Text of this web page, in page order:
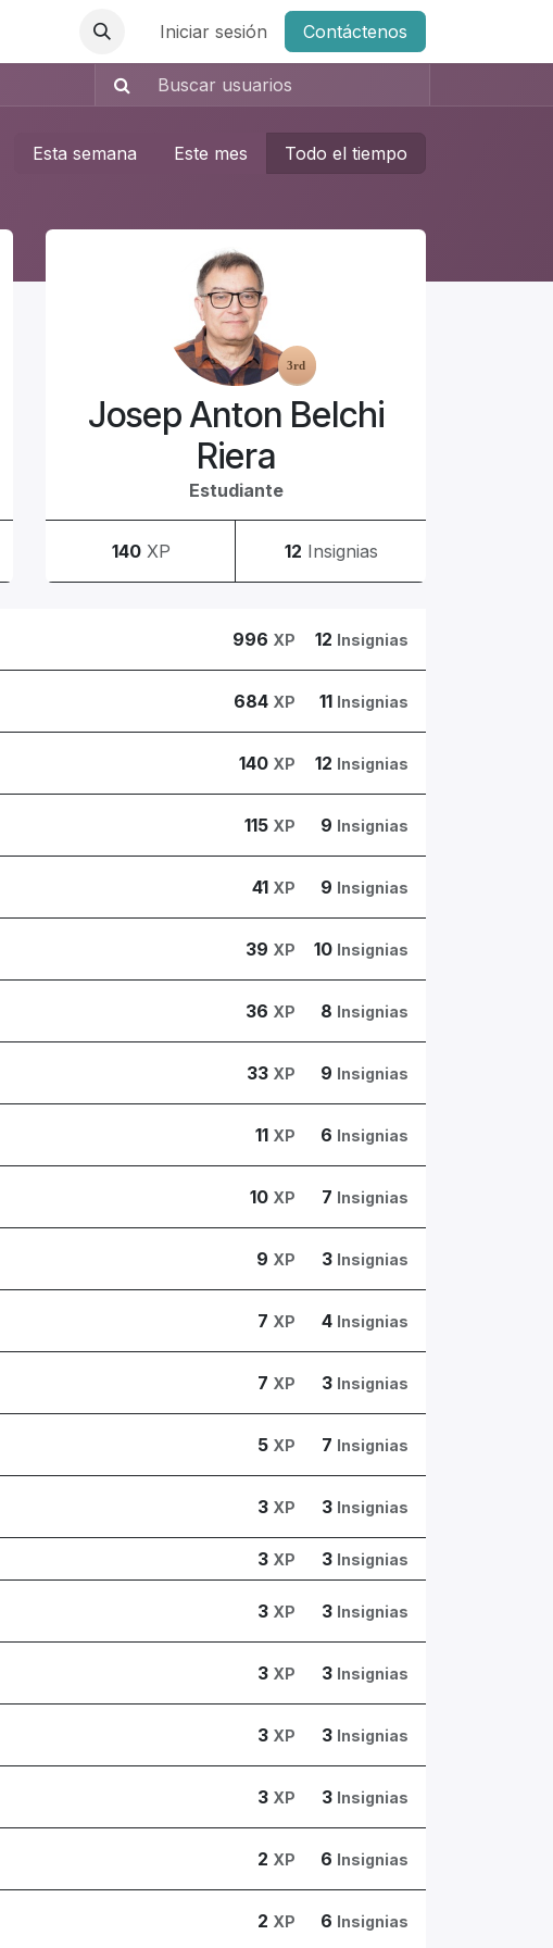
Iniciar sesión Contáctenos
Esta semana Este mes Todo el tiempo
Josep Anton Belchi
Riera
Estudiante
140 XP 12 Insignias
996 XP 12 Insignias
684 XP 11 Insignias
140 XP 12 Insignias
115 XP 9 Insignias
41 XP 9 Insignias
39 XP 10 Insignias
36 XP 8 Insignias
33 XP 9 Insignias
11 XP 6 Insignias
10 XP 7 Insignias
9 XP 3 Insignias
7 XP 4 Insignias
7 XP 3 Insignias
5 XP 7 Insignias
3 XP 3 Insignias
3 XP 3 Insignias
3 XP 3 Insignias
3 XP 3 Insignias
3 XP 3 Insignias
3 XP 3 Insignias
2 XP 6 Insignias
2 XP 6 Insignias